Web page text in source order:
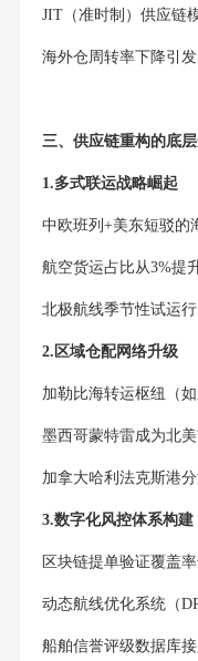
JIT（准时制）供应链
海外仓周转率下降引
三、供应链重构的底
1.多式联运战略崛起
中欧班列+美东短驳的
航空货运占比从3%提
北极航线季节性试运行
2.区域仓配网络升级
加勒比海转运枢纽（
墨西哥蒙特雷成为北
加拿大哈利法克斯港
3.数字化风控体系构建
区块链提单验证覆盖率
动态航线优化系统（
船舶信誉评级数据库